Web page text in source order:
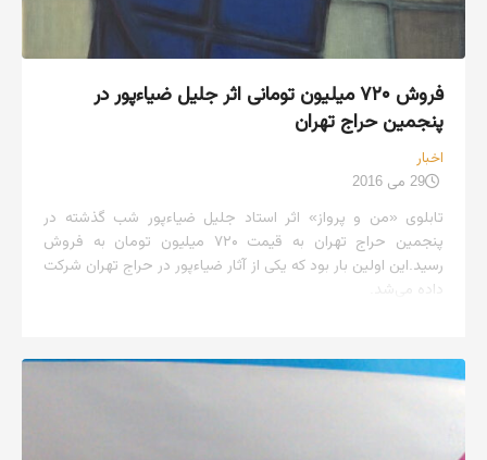
فروش ۷۲۰ میلیون تومانی اثر جلیل ضیاءپور در
پنجمین حراج تهران
اخبار
29 می 2016
تابلوی «من و پرواز» اثر استاد جلیل ضیاءپور شب گذشته در
پنجمین حراج تهران به قیمت ۷۲۰ میلیون تومان به فروش
رسید.این اولین بار بود که یکی از آثار ضیاءپور در حراج تهران شرکت
داده می‌شد.